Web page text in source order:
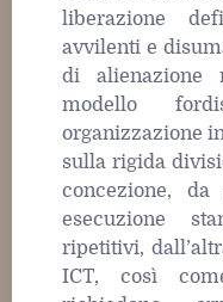
liberazione
avvilenti e
di alienazione
modello
organizzazione
sulla rigida
concezione,
esecuzione
ripetitivi,
ICT, così